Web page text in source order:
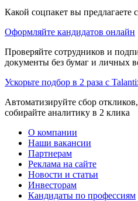
Какой соцпакет вы предлагаете
Оформляйте кандидатов онлайн
Проверяйте сотрудников и
документы без бумаг и личных
Ускорьте подбор в 2 раза с
Автоматизируйте сбор
собирайте аналитику в 2 клика
О компании
Наши вакансии
Партнерам
Реклама на сайте
Новости и статьи
Инвесторам
Кандидаты по профессиям